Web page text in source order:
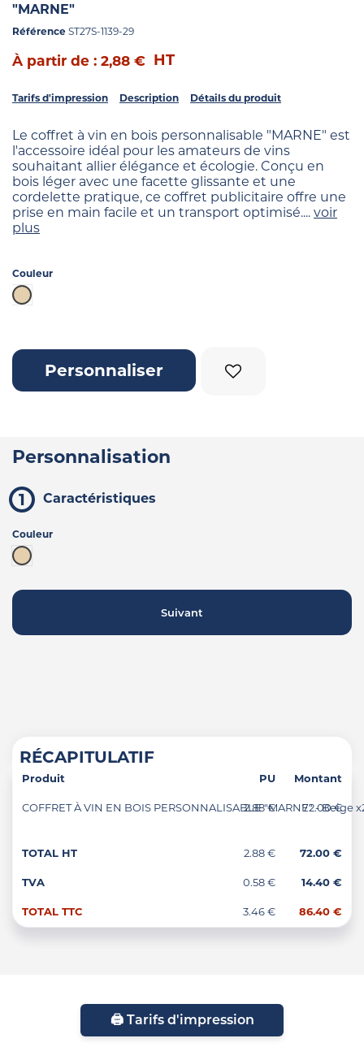
"MARNE"
Référence ST27S-1139-29
À partir de : 2,88 € HT
Tarifs d'impression Description Détails du produit
Le coffret à vin en bois personnalisable "MARNE" est
l'accessoire idéal pour les amateurs de vins
souhaitant allier élégance et écologie. Conçu en
bois léger avec une facette glissante et une
cordelette pratique, ce coffret publicitaire offre une
prise en main facile et un transport optimisé.... voir
plus
Couleur
Beige
Personnaliser
Personnalisation
Caractéristiques
Couleur
Beige
Suivant
RÉCAPITULATIF
Produit PU Montant
COFFRET À VIN EN BOIS PERSONNALISABLE "MARNE" - Beige
2.88 € 72.00 €
TOTAL HT 2.88 € 72.00 €
TVA 0.58 € 14.40 €
TOTAL TTC 3.46 € 86.40 €
🖨️ Tarifs d'impression